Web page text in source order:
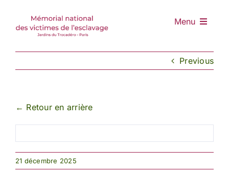
content
Menu
Entrepreneurs
DON
Previous
← Retour en arrière
21 décembre 2025